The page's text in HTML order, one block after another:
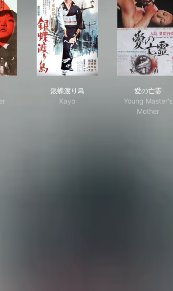
銀蝶渡り鳥
Kayo
愛の亡霊
Young Master's
Mother